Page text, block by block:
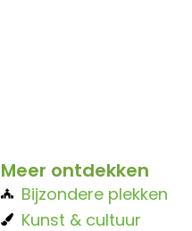
Meer ontdekken
Bijzondere plekken
Kunst & cultuur